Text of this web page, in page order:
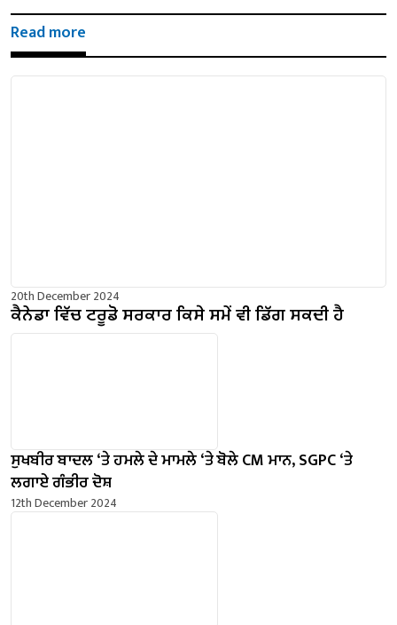
Read more
20th December 2024
ਕੈਨੇਡਾ ਵਿੱਚ ਟਰੂਡੋ ਸਰਕਾਰ ਕਿਸੇ ਸਮੇਂ ਵੀ ਡਿੱਗ ਸਕਦੀ ਹੈ
ਸੁਖਬੀਰ ਬਾਦਲ ‘ਤੇ ਹਮਲੇ ਦੇ ਮਾਮਲੇ ‘ਤੇ ਬੋਲੇ ​​CM ਮਾਨ, SGPC ‘ਤੇ
ਲਗਾਏ ਗੰਭੀਰ ਦੋਸ਼
12th December 2024